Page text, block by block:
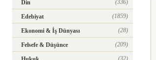
Din
(336)
Edebiyat (1859)
Ekonomi & İş Dünyası (28)
Felsefe & Düşünce (209)
(32)